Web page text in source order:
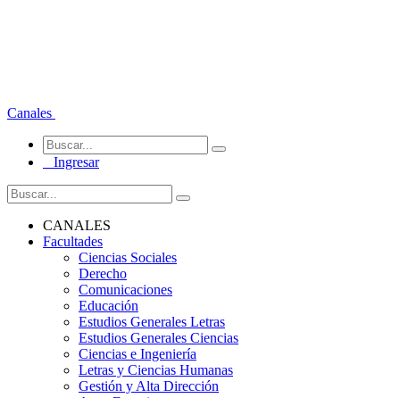
Canales
Ingresar
CANALES
Facultades
Ciencias Sociales
Derecho
Comunicaciones
Educación
Estudios Generales Letras
Estudios Generales Ciencias
Ciencias e Ingeniería
Letras y Ciencias Humanas
Gestión y Alta Dirección